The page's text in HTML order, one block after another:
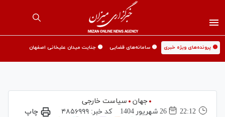
🟡 پرونده‌های ویژه خبری 🟡 سامانه‌های قضایی 🟡 جنایت میدان علیخانی اصفهان
جهان
سیاست خارجی
22:12
26 شهريور 1404 کد خبر:۴۸۵۶۹۹۹ چاپ